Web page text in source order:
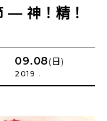
— 神！精！
09.08(日)
2019 .